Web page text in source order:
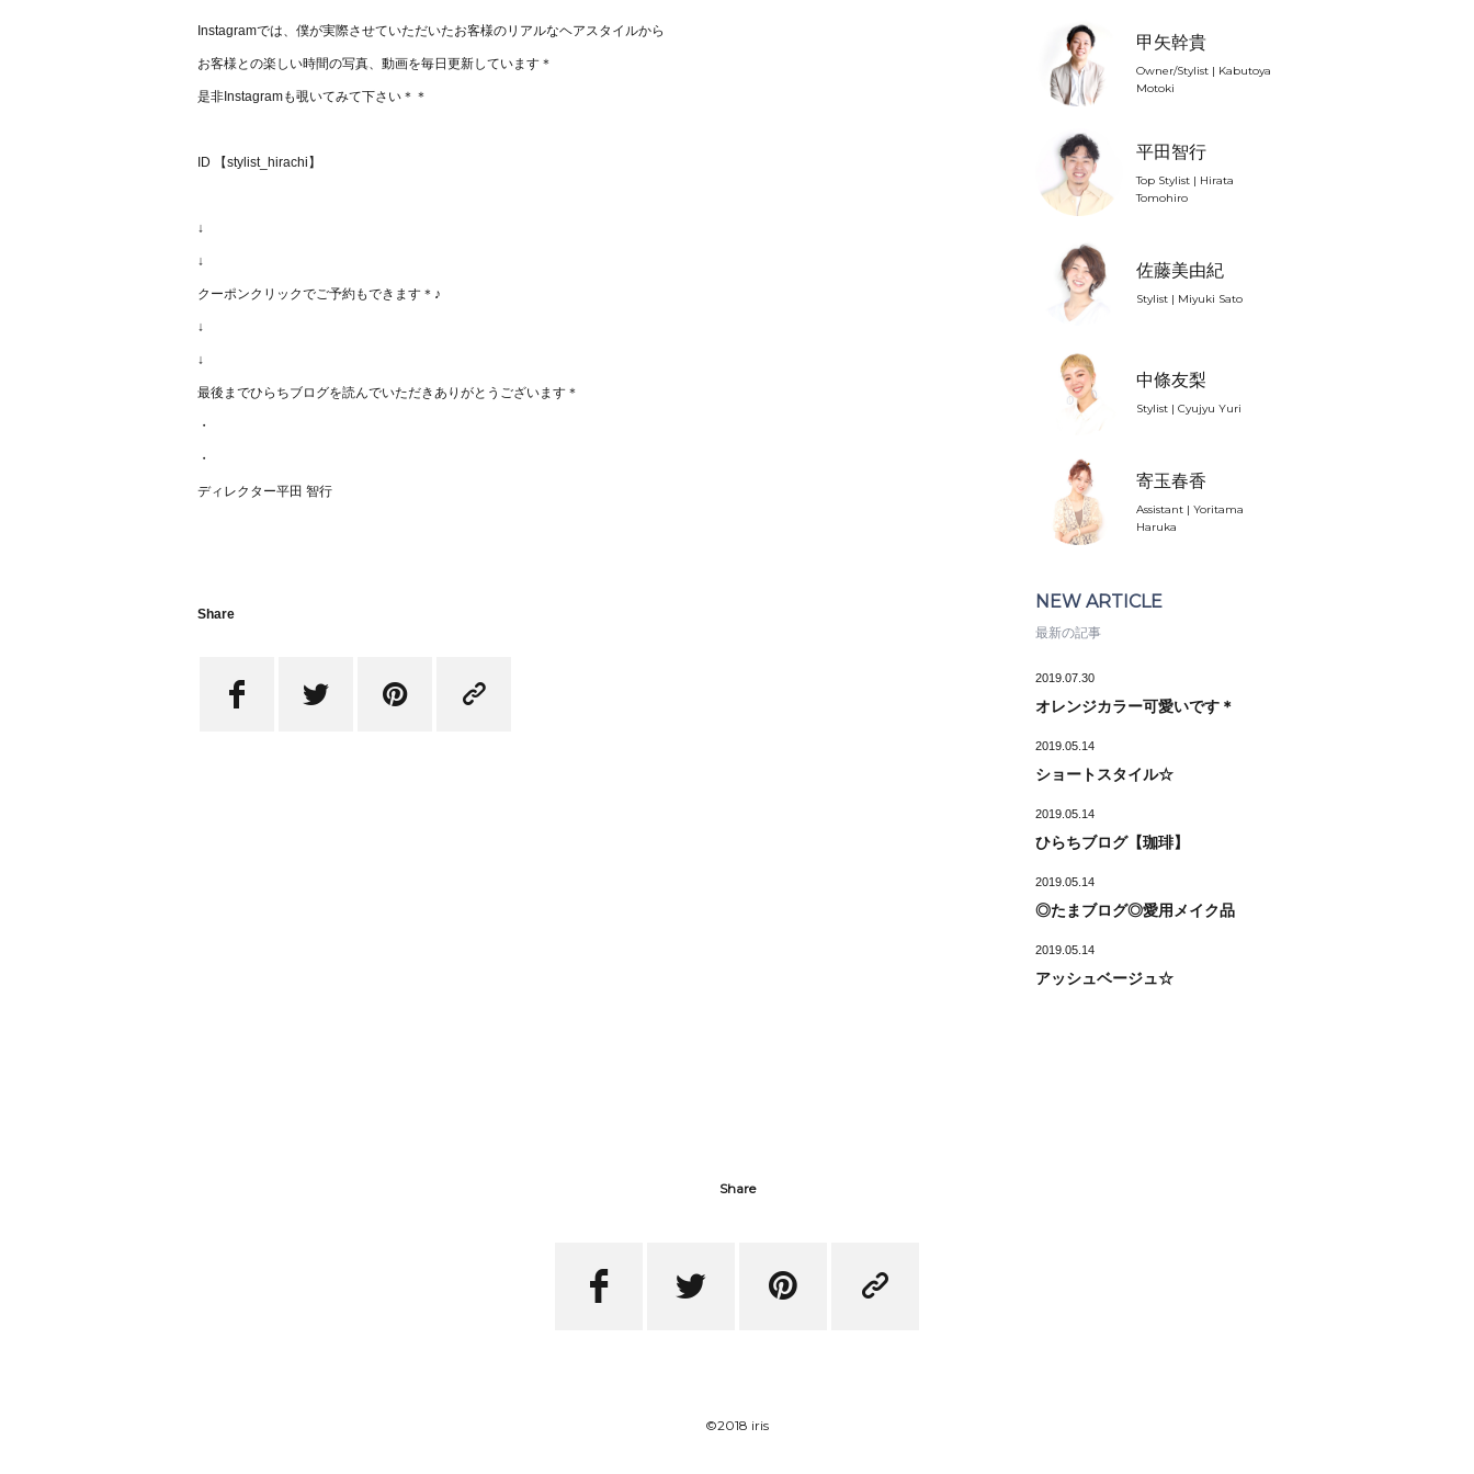
甲矢幹貴
Owner/Stylist | Kabutoya
Motoki
平田智行
Top Stylist | Hirata
Tomohiro
佐藤美由紀
Stylist | Miyuki Sato
中條友梨
Stylist | Cyujyu Yuri
寄玉春香
Assistant | Yoritama
Haruka
NEW ARTICLE
最新の記事
2019.07.30
オレンジカラー可愛いです＊
2019.05.14
ショートスタイル☆
2019.05.14
ひらちブログ【珈琲】
2019.05.14
◎たまブログ◎愛用メイク品
2019.05.14
アッシュベージュ☆
Instagramでは、僕が実際させていただいたお客様のリアルなヘアスタイルから
お客様との楽しい時間の写真、動画を毎日更新しています＊
是非Instagramも覗いてみて下さい＊＊
ID 【stylist_hirachi】
↓
↓
クーポンクリックでご予約もできます＊♪
↓
↓
最後までひらちブログを読んでいただきありがとうございます＊
・
・
ディレクター平田 智行
Share
   
Share
   
©2018 iris